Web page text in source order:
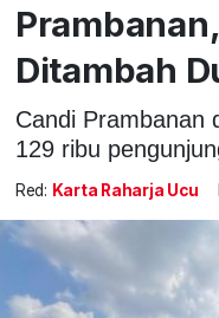
Ditambah
Candi Prambanan
129 ribu
Red: Karta Raharja Ucu